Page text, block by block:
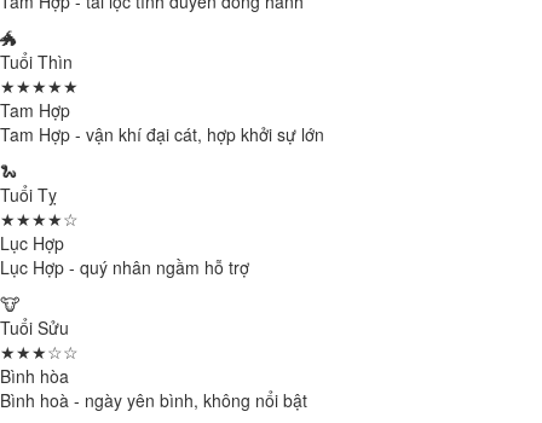
🐲
Tuổi Thìn
★★★★★
Tam Hợp
Tam Hợp - vận khí đại cát, hợp khởi sự lớn
🐍
Tuổi Tỵ
★★★★☆
Lục Hợp
Lục Hợp - quý nhân ngầm hỗ trợ
🐮
Tuổi Sửu
★★★☆☆
Bình hòa
Bình hoà - ngày yên bình, không nổi bật